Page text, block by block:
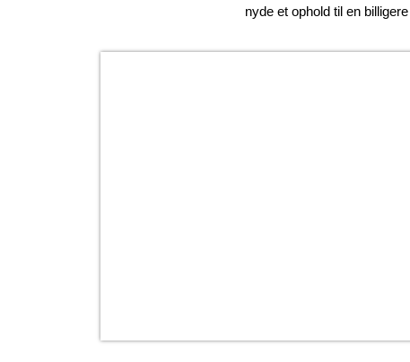
nyde et ophold til en